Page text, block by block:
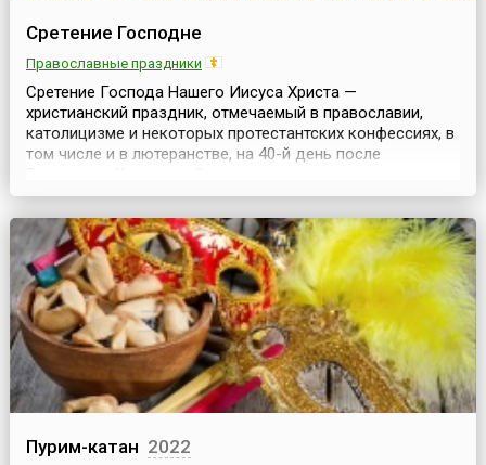
Сретение Господне
Православные праздники
Сретение Господа Нашего Иисуса Христа —
христианский праздник, отмечаемый в православии,
католицизме и некоторых протестантских конфессиях, в
том числе и в лютеранстве, на 40-й день после
отмечали уже в 4 веке. Русской Православной церковью
Сретение почитается одним из двунадесятых
праздников. Он установлен в память о знаменательном
для христиан...
Пурим-катан 2022